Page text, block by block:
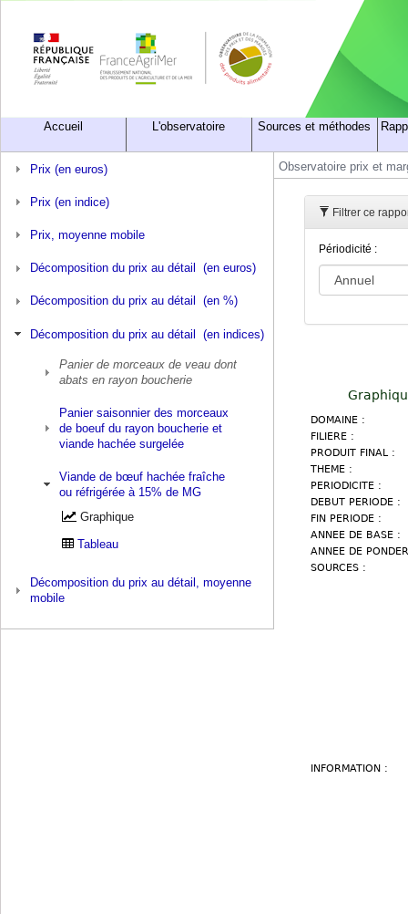
Accueil L'observatoire Sources et méthodes
Prix (en euros)
Prix (en indice)
Prix, moyenne mobile
Décomposition du prix au détail (en euros)
Décomposition du prix au détail (en %)
Décomposition du prix au détail (en indices)
Panier de morceaux de veau dont
abats en rayon boucherie
Panier saisonnier des morceaux
de boeuf du rayon boucherie et
viande hachée surgelée
Viande de bœuf hachée fraîche
ou réfrigérée à 15% de MG
Graphique
Tableau
Décomposition du prix au détail, moyenne
mobile
Observatoire prix et
Filtrer ce
Périodicité :